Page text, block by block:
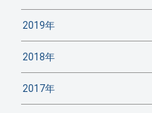
2019年
2018年
2017年